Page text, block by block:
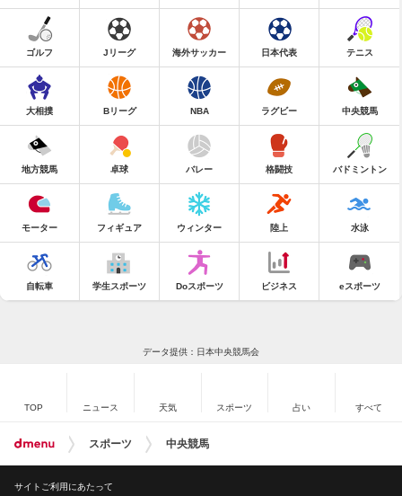
ゴルフ Jリーグ 海外サッカー 日本代表 テニス
大相撲 Bリーグ NBA ラグビー 中央競馬
地方競馬 卓球 バレー 格闘技 バドミントン
モーター フィギュア ウィンター 陸上 水泳
自転車 学生スポーツ Doスポーツ ビジネス eスポーツ
データ提供：日本中央競馬会
TOP ニュース 天気 スポーツ 占い すべて
スポーツ 中央競馬
サイトご利用にあたって